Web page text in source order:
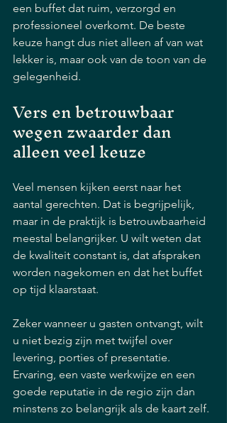
een buffet dat ruim, verzorgd en
professioneel overkomt. De beste
keuze hangt dus niet alleen af van wat
lekker is, maar ook van de toon van de
gelegenheid.
Vers en betrouwbaar
wegen zwaarder dan
alleen veel keuze
Veel mensen kijken eerst naar het
aantal gerechten. Dat is begrijpelijk,
maar in de praktijk is betrouwbaarheid
meestal belangrijker. U wilt weten dat
de kwaliteit constant is, dat afspraken
worden nagekomen en dat het buffet
op tijd klaarstaat.
Zeker wanneer u gasten ontvangt, wilt
u niet bezig zijn met twijfel over
levering, porties of presentatie.
Ervaring, een vaste werkwijze en een
goede reputatie in de regio zijn dan
minstens zo belangrijk als de kaart zelf.